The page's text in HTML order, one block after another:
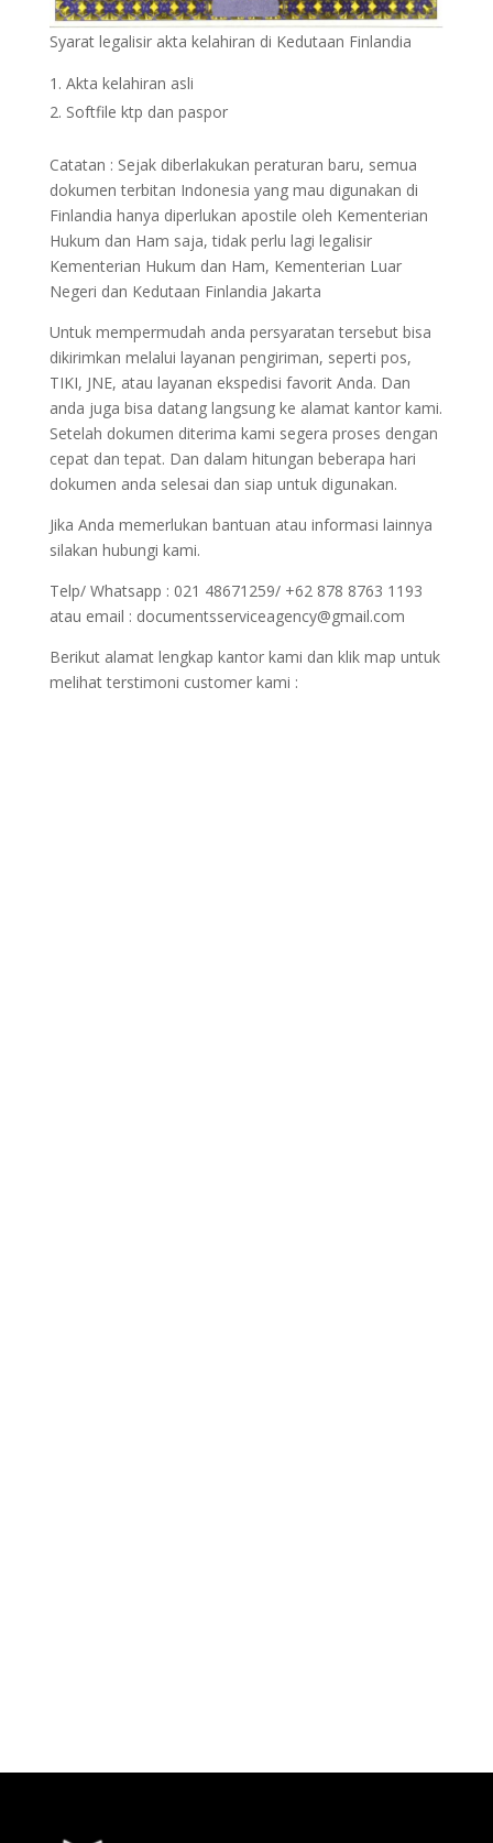
Syarat legalisir akta kelahiran di Kedutaan Finlandia
Akta kelahiran asli
Softfile ktp dan paspor
Catatan : Sejak diberlakukan peraturan baru, semua
dokumen terbitan Indonesia yang mau digunakan di
Finlandia hanya diperlukan apostile oleh Kementerian
Hukum dan Ham saja, tidak perlu lagi legalisir
Kementerian Hukum dan Ham, Kementerian Luar
Negeri dan Kedutaan Finlandia Jakarta
Untuk mempermudah anda persyaratan tersebut bisa
dikirimkan melalui layanan pengiriman, seperti pos,
TIKI, JNE, atau layanan ekspedisi favorit Anda. Dan
anda juga bisa datang langsung ke alamat kantor kami.
Setelah dokumen diterima kami segera proses dengan
cepat dan tepat. Dan dalam hitungan beberapa hari
dokumen anda selesai dan siap untuk digunakan.
Jika Anda memerlukan bantuan atau informasi lainnya
silakan hubungi kami.
Telp/ Whatsapp : 021 48671259/ +62 878 8763 1193
atau email : documentsserviceagency@gmail.com
Berikut alamat lengkap kantor kami dan klik map untuk
melihat terstimoni customer kami :